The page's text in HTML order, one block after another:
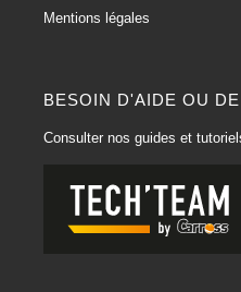
BESOIN D'AIDE OU
Consulter nos guides et
Mentions légales